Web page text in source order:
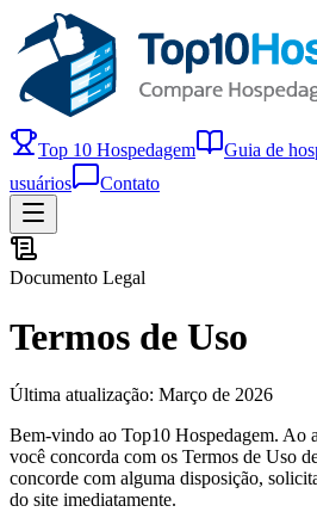
Top 10 Hospedagem Guia de
usuários
Contato
Documento Legal
Termos de Uso
Última atualização: Março de 2026
Bem-vindo ao Top10 Hospedagem. Ao
você concorda com os Termos de Uso
concorde com alguma disposição,
do site imediatamente.